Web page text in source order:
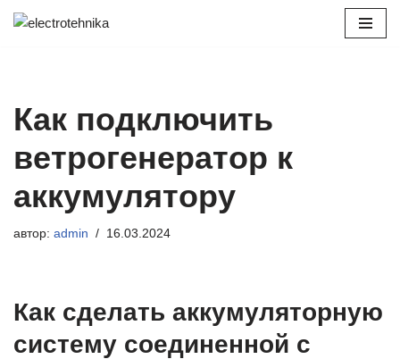
Как подключить
ветрогенератор к
аккумулятору
автор: admin 16.03.2024
Как сделать аккумуляторную
систему соединенной с